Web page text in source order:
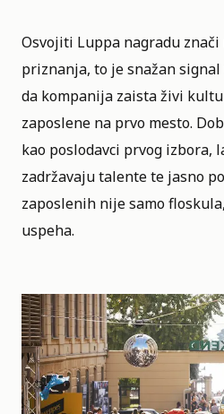
Osvojiti Luppa nagradu znači
priznanja, to je snažan
da kompanija zaista živi
zaposlene na prvo mesto.
kao poslodavci prvog izbora,
zadržavaju talente te jasno
zaposlenih nije samo
uspeha.